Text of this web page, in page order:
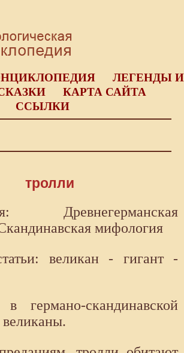
ЛЕГЕНДЫ И
КАРТА САЙТА
ССЫЛКИ
тролли
Древнегерманская
мифология
великан - гигант -
германо-скандинавской